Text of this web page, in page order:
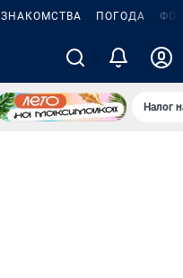
ЗНАКОМСТВА ПОГОДА
Налог